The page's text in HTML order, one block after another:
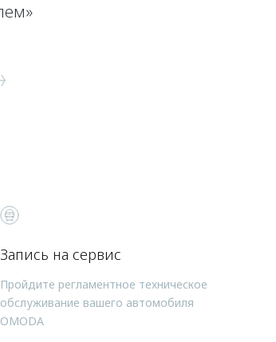
Запись на сервис
Пройдите регламентное техническое
обслуживание вашего автомобиля
OMODA